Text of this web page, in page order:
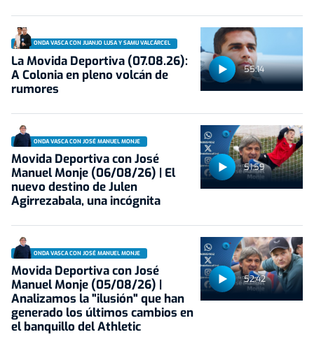
55:14
ONDA VASCA CON JUANJO LUSA Y SAMU VALCÁRCEL
La Movida Deportiva (07.08.26):
A Colonia en pleno volcán de
rumores
51:59
ONDA VASCA CON JOSÉ MANUEL MONJE
Movida Deportiva con José
Manuel Monje (06/08/26) | El
nuevo destino de Julen
Agirrezabala, una incógnita
52:42
ONDA VASCA CON JOSÉ MANUEL MONJE
Movida Deportiva con José
Manuel Monje (05/08/26) |
Analizamos la "ilusión" que han
generado los últimos cambios en
el banquillo del Athletic